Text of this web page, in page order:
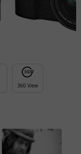
0
36
360 View